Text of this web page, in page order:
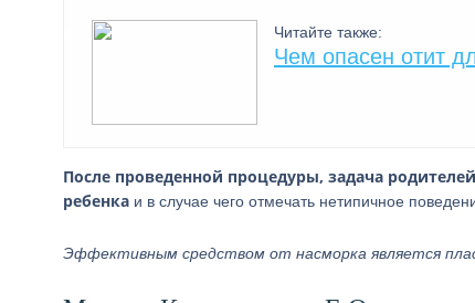
Читайте также:
Чем опасен отит
После проведенной процедуры, задача
ребенка и в случае чего отмечать нетипичное
Эффективным средством от насморка является